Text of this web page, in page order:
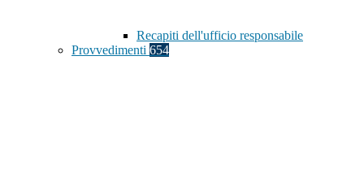
Recapiti dell'ufficio responsabile
Provvedimenti 654